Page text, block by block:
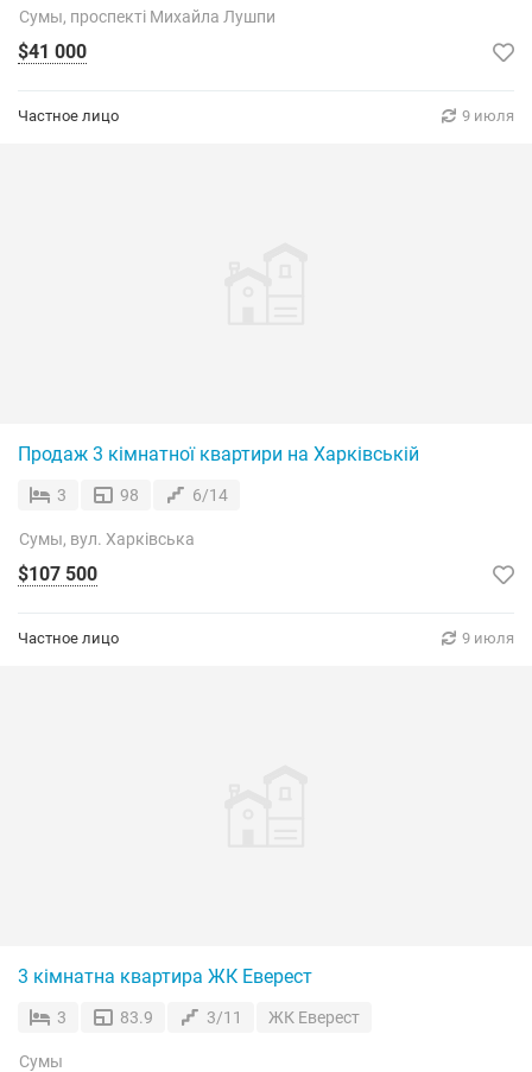
Сумы, проспекті Михайла Лушпи
$41 000
Частное лицо 9 июля
Продаж 3 кімнатної квартири на Харківській
3 98 6/14
Сумы, вул. Харківська
$107 500
Частное лицо 9 июля
3 кімнатна квартира ЖК Еверест
3 83.9 3/11 ЖК Еверест
Сумы